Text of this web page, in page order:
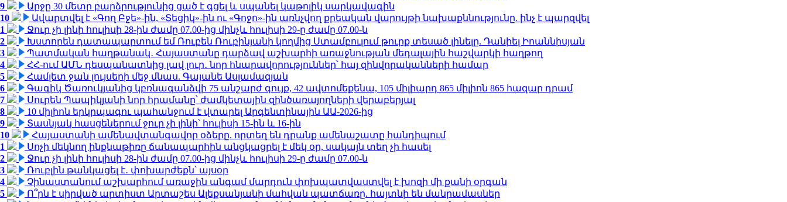
9
Արջը 30 մետր բարձրությունից ցած է գցել և սպանել կաթոլիկ սարկավագին
10
Ավարտվել է «Գող Բջե»-ին, «Տեցիկ»-ին ու «Գոջո»-ին առնչվող քրեական վարույթի նախաքննությունը. ինչ է պարզվել
1
Ջուր չի լինի հուլիսի 28-ին ժամը 07.00-ից մինչև հուլիսի 29-ը ժամը 07.00-ն
2
Խստորեն դատապարտում եմ Ռուբեն Ռուբինյանի կողմից Ստամբուլում թուրք տեսած լինելը. Դանիել Իոաննիսյան
3
Պատմական հաղթանակ․ Հայաստանը դարձավ աշխարհի առաջնության մեդալային հաշվարկի հաղթող
4
ՀՀ-ում ԱՄՆ դեսպանատնից լավ լուր․ նոր հնարավորություններ՝ հայ զինվորականների համար
5
Համլետ ջան լույսերի մեջ մնաս. Գայանե Ասլամազյան
6
Գագիկ Ծառուկյանից կբռնագանձվի 75 անշարժ գույք, 42 ավտոմեքենա, 105 միլիարդ 865 միլիոն 865 հազար դրամ
7
Սուրեն Պապիկյանի նոր հրամանը՝ ժամկետային զինծառայողների վերաբերյալ
8
10 միլիոն երկրպագու պահանջում է վտարել Արգենտինային ԱԱ-2026-ից
9
Տասնյակ հասցեներում ջուր չի լինի՝ հուլիսի 15-ին և 16-ին
10
Հայաստանի ամենավտանգավոր օձերը. որտեղ են դրանք ամենաշատը հանդիպում
1
Սոչի մեկնող ինքնաթիռը ճանապարհին անցկացրել է մեկ օր, սակայն տեղ չի հասել
2
Ջուր չի լինի հուլիսի 28-ին ժամը 07.00-ից մինչև հուլիսի 29-ը ժամը 07.00-ն
3
Ռուբլին թանկացել է․ փոխարժեքն՝ այսօր
4
Չինաստանում աշխարհում առաջին անգամ մարդուն փոխպատվաստվել է խոզի մի քանի օրգան
5
Ո՞րն է սիրված արտիստ Արտաշես Ալեքսանյանի մահվան պատճառը. հայտնի են մանրամասներ